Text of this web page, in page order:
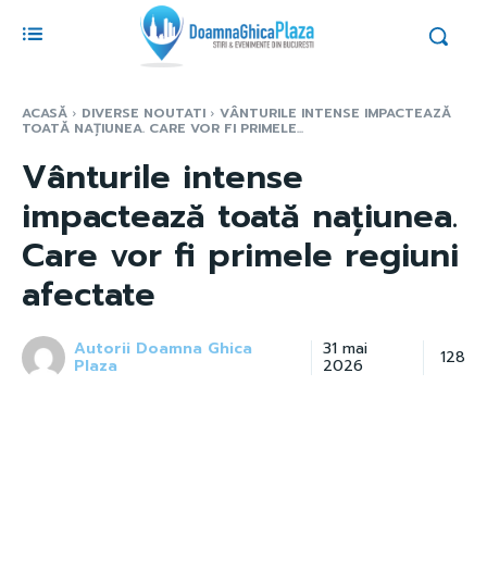
ACASĂ DIVERSE NOUTATI VÂNTURILE INTENSE IMPACTEAZĂ
TOATĂ NAȚIUNEA. CARE VOR FI PRIMELE...
Vânturile intense
impactează toată națiunea.
Care vor fi primele regiuni
afectate
Autorii Doamna Ghica
Plaza
31 mai
2026 128